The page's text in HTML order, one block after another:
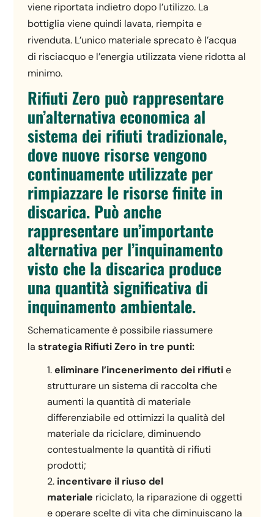
viene riportata indietro dopo l’utilizzo. La
bottiglia viene quindi lavata, riempita e
rivenduta. L’unico materiale sprecato è l’acqua
di risciacquo e l’energia utilizzata viene ridotta al
minimo.
Rifiuti Zero può rappresentare
un’alternativa economica al
sistema dei rifiuti tradizionale,
dove nuove risorse vengono
continuamente utilizzate per
rimpiazzare le risorse finite in
discarica. Può anche
rappresentare un’importante
alternativa per l’inquinamento
visto che la discarica produce
una quantità significativa di
inquinamento ambientale.
Schematicamente è possibile riassumere
lastrategia Rifiuti Zero in tre punti:
eliminare l’incenerimento dei rifiutie
strutturare un sistema di raccolta che
aumenti la quantità di materiale
differenziabile ed ottimizzi la qualità del
materiale da riciclare, diminuendo
contestualmente la quantità di rifiuti
prodotti;
incentivare il riuso del
materiale riciclato, la riparazione di oggetti
e operare scelte di vita che diminuiscano la